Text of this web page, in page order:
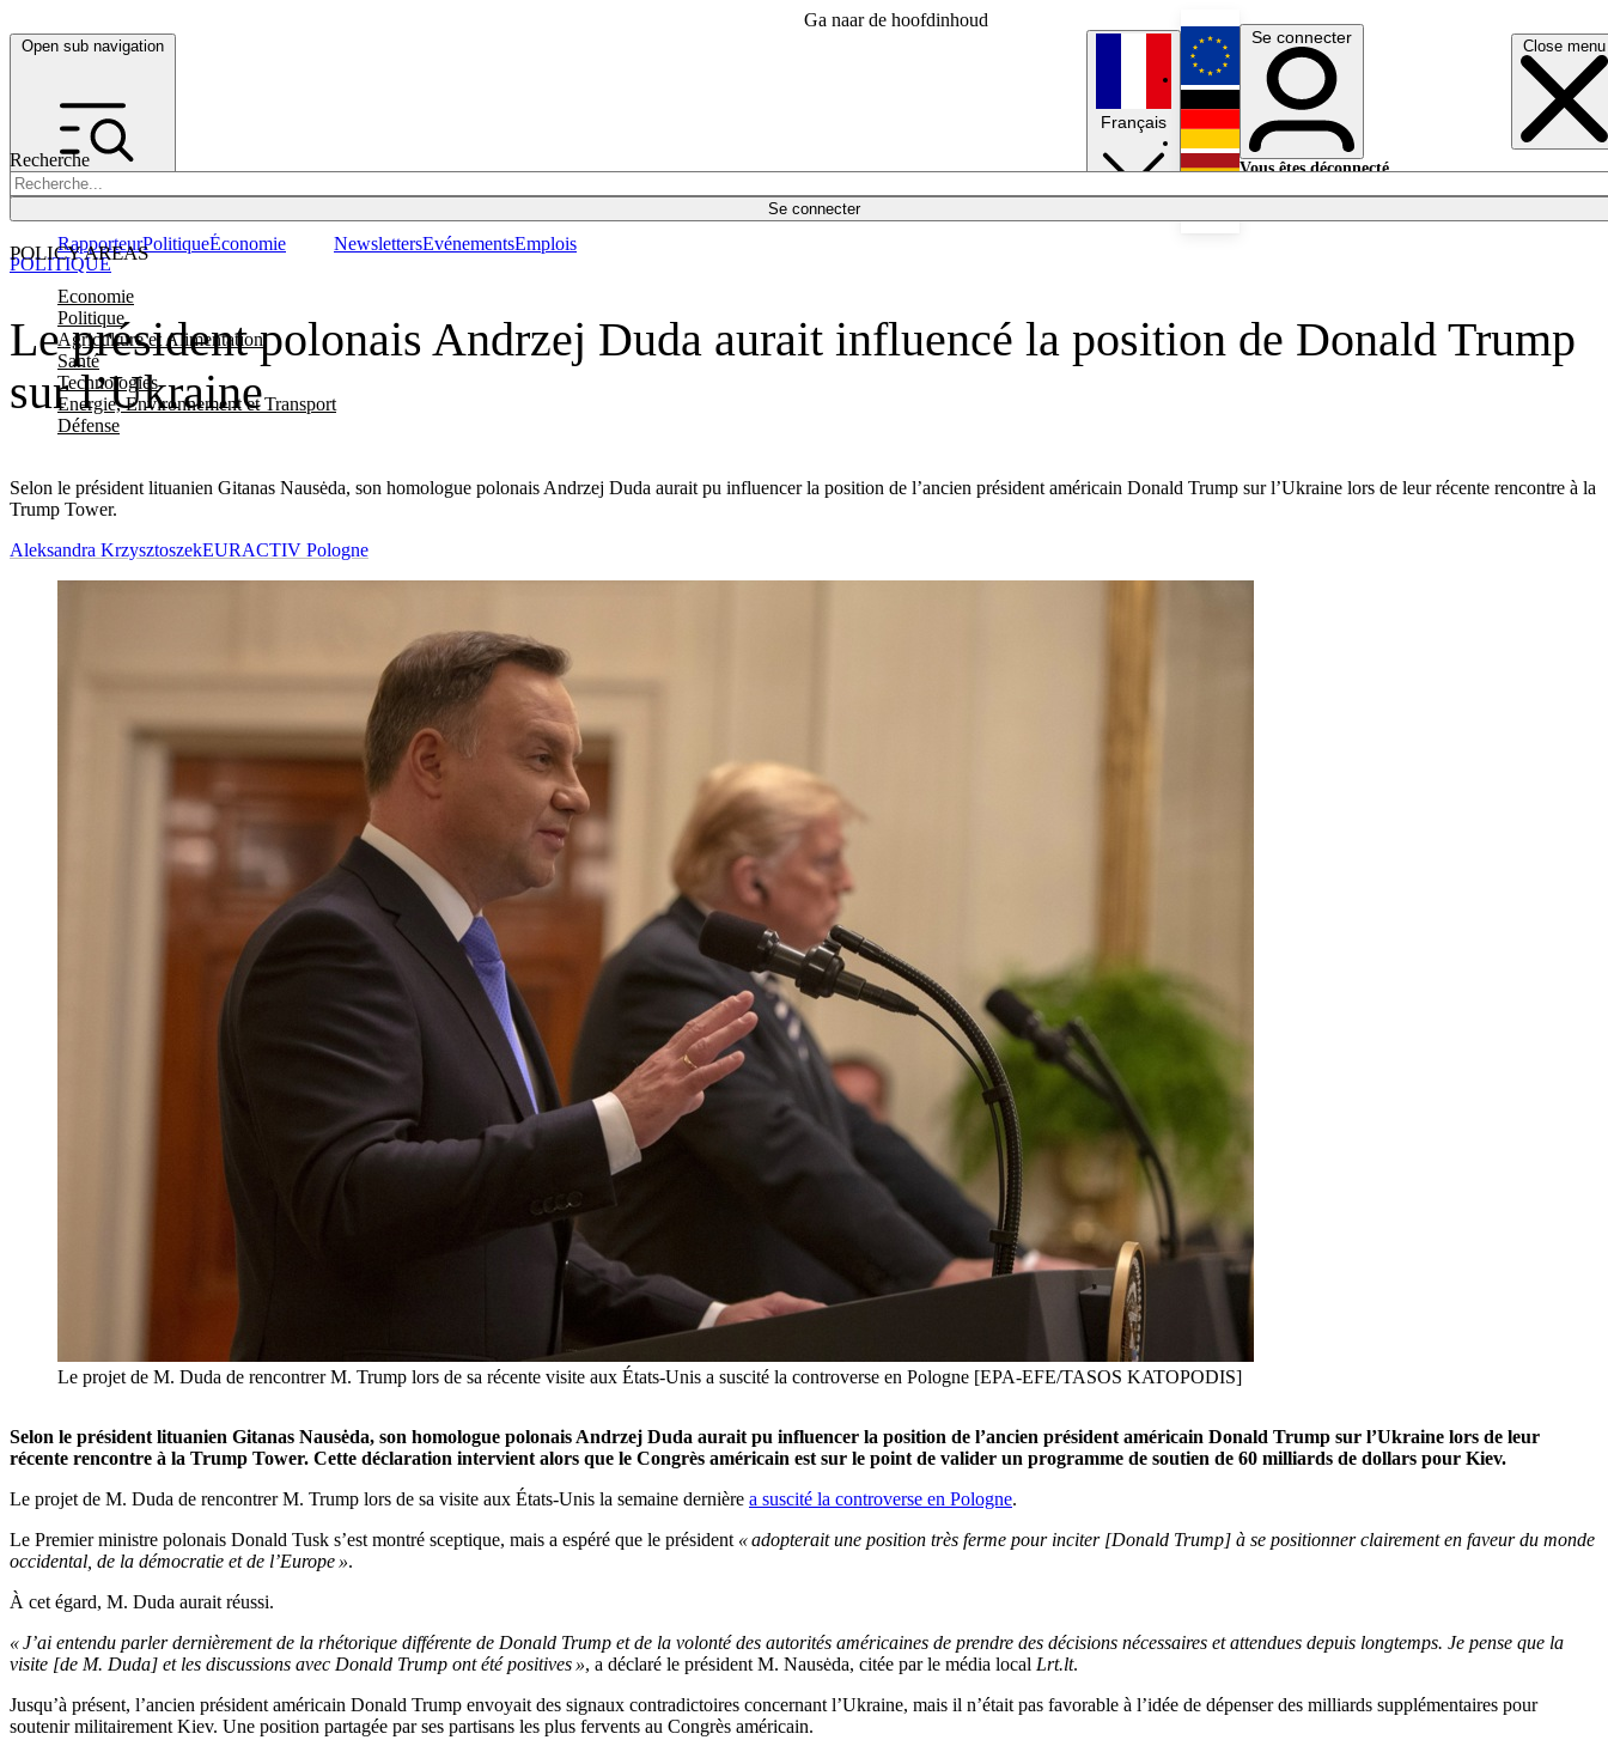
Ga naar de hoofdinhoud
Open sub navigation Close menu
Recherche
Se connecter
POLICY AREAS
Economie
Politique
Agriculture et Alimentation
Santé
Technologies
Energie, Environnement et Transport
Défense
RapporteurPolitiqueÉconomie NewslettersEvénementsEmplois
Français
English
Deutsch
Se connecter
Vous êtes déconnecté.
Le président polonais Andrzej Duda aurait influencé la position de Donald Trump
sur l’Ukraine
Selon le président lituanien Gitanas Nausėda, son homologue polonais Andrzej Duda aurait pu influencer la position de l’ancien président américain Donald Trump sur l’Ukraine lors de leur récente rencontre à la
Trump Tower.
POLITIQUE
Aleksandra KrzysztoszekEURACTIV Pologne
Le projet de M. Duda de rencontrer M. Trump lors de sa récente visite aux États-Unis a suscité la controverse en Pologne [EPA-EFE/TASOS KATOPODIS]
Selon le président lituanien Gitanas Nausėda, son homologue polonais Andrzej Duda aurait pu influencer la position de l’ancien président américain Donald Trump sur l’Ukraine lors de leur
récente rencontre à la Trump Tower. Cette déclaration intervient alors que le Congrès américain est sur le point de valider un programme de soutien de 60 milliards de dollars pour Kiev.
Le projet de M. Duda de rencontrer M. Trump lors de sa visite aux États-Unis la semaine dernière a suscité la controverse en Pologne.
Le Premier ministre polonais Donald Tusk s’est montré sceptique, mais a espéré que le président « adopterait une position très ferme pour inciter [Donald Trump] à se positionner clairement en faveur du monde
occidental, de la démocratie et de l’Europe ».
À cet égard, M. Duda aurait réussi.
« J’ai entendu parler dernièrement de la rhétorique différente de Donald Trump et de la volonté des autorités américaines de prendre des décisions nécessaires et attendues depuis longtemps. Je pense que la
visite [de M. Duda] et les discussions avec Donald Trump ont été positives », a déclaré le président M. Nausėda, citée par le média local Lrt.lt.
Jusqu’à présent, l’ancien président américain Donald Trump envoyait des signaux contradictoires concernant l’Ukraine, mais il n’était pas favorable à l’idée de dépenser des milliards supplémentaires pour
soutenir militairement Kiev. Une position partagée par ses partisans les plus fervents au Congrès américain.